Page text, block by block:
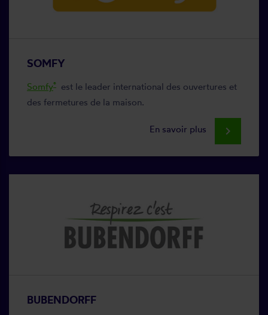
SOMFY
Somfy®
est le leader international des ouvertures et
des fermetures de la maison.
En savoir plus keyboard_arrow_right
BUBENDORFF